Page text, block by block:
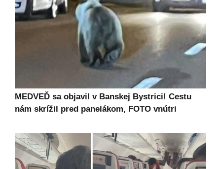
MEDVEĎ sa objavil v Banskej Bystrici! Cestu
nám skrížil pred panelákom, FOTO vnútri